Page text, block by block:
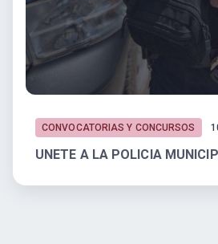
CONVOCATORIAS Y CONCURSOS
UNETE A LA POLICIA